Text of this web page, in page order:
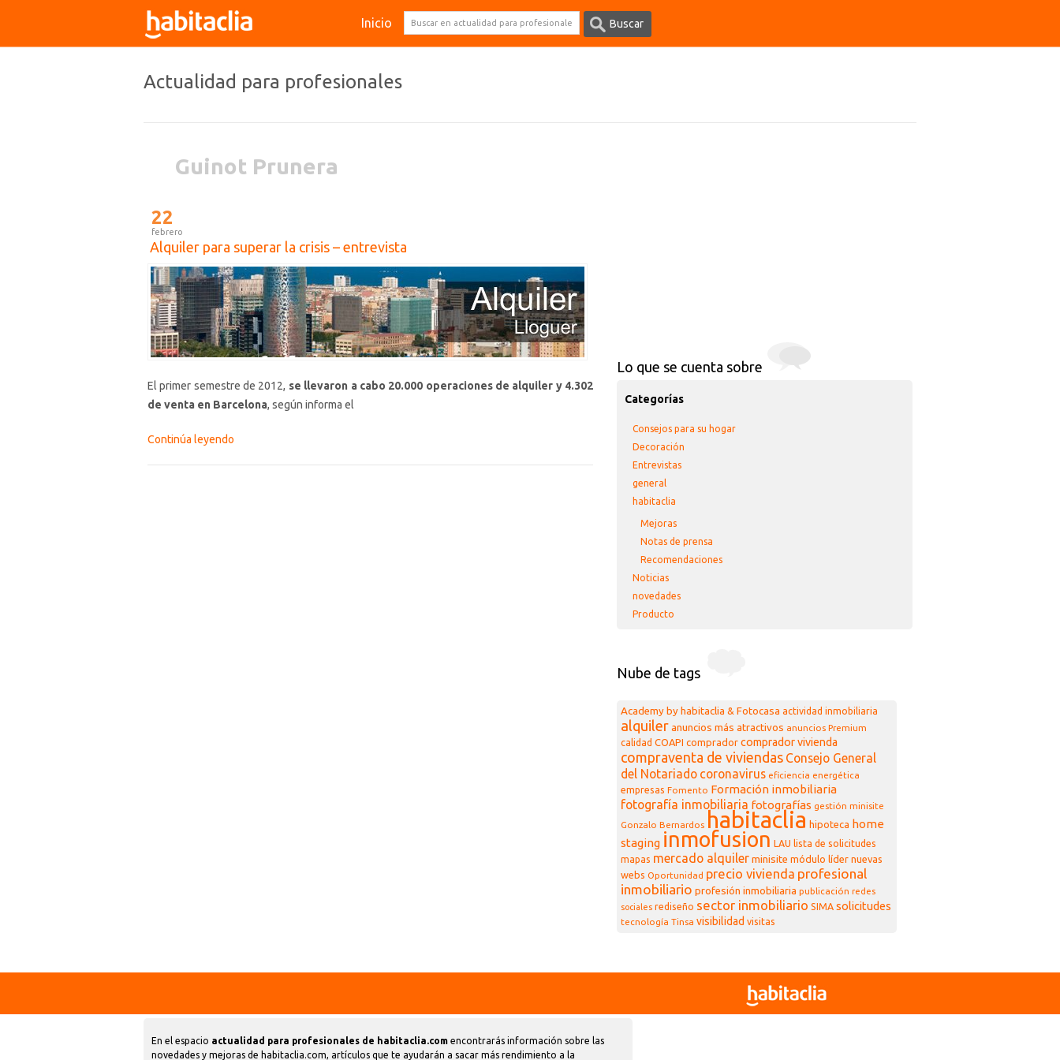
Inicio
Actualidad para profesionales
Guinot Prunera
22
febrero
Alquiler para superar la crisis – entrevista
El primer semestre de 2012, se llevaron a cabo 20.000 operaciones de alquiler y 4.302
de venta en Barcelona, según informa el
Continúa leyendo
Lo que se cuenta sobre
Categorías
Consejos para su hogar
Decoración
Entrevistas
general
habitaclia
Mejoras
Notas de prensa
Recomendaciones
Noticias
novedades
Producto
Nube de tags
Academy by habitaclia & Fotocasa actividad inmobiliaria
alquiler anuncios más atractivos anuncios Premium
calidad COAPI comprador comprador vivienda
compraventa de viviendas Consejo General
del Notariado coronavirus eficiencia energética
empresas Fomento Formación inmobiliaria
fotografía inmobiliaria fotografías gestión minisite
Gonzalo Bernardos habitaclia hipoteca home
staging inmofusion LAU lista de solicitudes
mapas mercado alquiler minisite módulo líder nuevas
webs Oportunidad precio vivienda profesional
inmobiliario profesión inmobiliaria publicación redes
sociales rediseño sector inmobiliario SIMA solicitudes
tecnología Tinsa visibilidad visitas
En el espacio actualidad para profesionales de habitaclia.com encontrarás información sobre las
novedades y mejoras de habitaclia.com, artículos que te ayudarán a sacar más rendimiento a la